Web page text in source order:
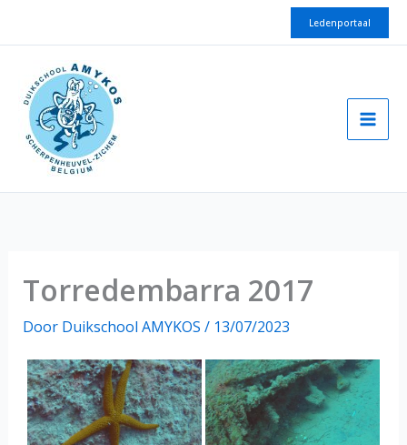
inhoud
Ledenportaal
Torredembarra 2017
Door Duikschool AMYKOS / 13/07/2023